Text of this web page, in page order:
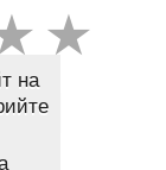
★
на